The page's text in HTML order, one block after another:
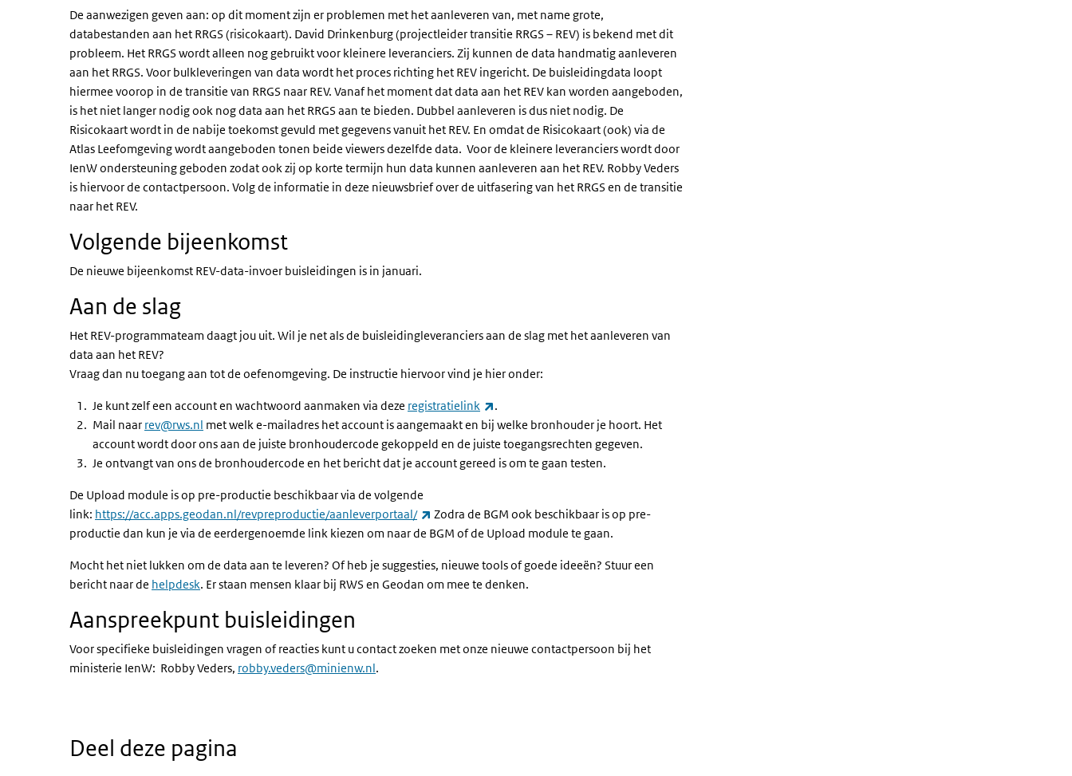
De aanwezigen geven aan: op dit moment zijn er problemen met het aanleveren van, met name grote,
databestanden aan het RRGS (risicokaart). David Drinkenburg (projectleider transitie RRGS – REV) is bekend met dit
probleem. Het RRGS wordt alleen nog gebruikt voor kleinere leveranciers. Zij kunnen de data handmatig aanleveren
aan het RRGS. Voor bulkleveringen van data wordt het proces richting het REV ingericht. De buisleidingdata loopt
hiermee voorop in de transitie van RRGS naar REV. Vanaf het moment dat data aan het REV kan worden aangeboden,
is het niet langer nodig ook nog data aan het RRGS aan te bieden. Dubbel aanleveren is dus niet nodig. De
Risicokaart wordt in de nabije toekomst gevuld met gegevens vanuit het REV. En omdat de Risicokaart (ook) via de
Atlas Leefomgeving wordt aangeboden tonen beide viewers dezelfde data. Voor de kleinere leveranciers wordt door
IenW ondersteuning geboden zodat ook zij op korte termijn hun data kunnen aanleveren aan het REV. Robby Veders
is hiervoor de contactpersoon. Volg de informatie in deze nieuwsbrief over de uitfasering van het RRGS en de transitie
naar het REV.
Volgende bijeenkomst
De nieuwe bijeenkomst REV-data-invoer buisleidingen is in januari.
Aan de slag
Het REV-programmateam daagt jou uit. Wil je net als de buisleidingleveranciers aan de slag met het aanleveren van
data aan het REV?
Vraag dan nu toegang aan tot de oefenomgeving. De instructie hiervoor vind je hier onder:
Je kunt zelf een account en wachtwoord aanmaken via deze registratielink (externe link)
.
Mail naar rev@rws.nl met welk e-mailadres het account is aangemaakt en bij welke bronhouder je hoort. Het
account wordt door ons aan de juiste bronhoudercode gekoppeld en de juiste toegangsrechten gegeven.
Je ontvangt van ons de bronhoudercode en het bericht dat je account gereed is om te gaan testen.
De Upload module is op pre-productie beschikbaar via de volgende
link: https://acc.apps.geodan.nl/revpreproductie/aanleverportaal/ (externe link)
Zodra de BGM ook beschikbaar is op pre-
productie dan kun je via de eerdergenoemde link kiezen om naar de BGM of de Upload module te gaan.
Mocht het niet lukken om de data aan te leveren? Of heb je suggesties, nieuwe tools of goede ideeën? Stuur een
bericht naar de helpdesk. Er staan mensen klaar bij RWS en Geodan om mee te denken.
Aanspreekpunt buisleidingen
Voor specifieke buisleidingen vragen of reacties kunt u contact zoeken met onze nieuwe contactpersoon bij het
ministerie IenW: Robby Veders, robby.veders@minienw.nl.
Deel deze pagina